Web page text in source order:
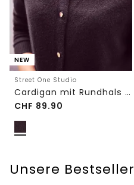
NEW
Street One Studio
Cardigan mit Rundhals und Knöpfen
CHF 89.90
Unsere Bestseller